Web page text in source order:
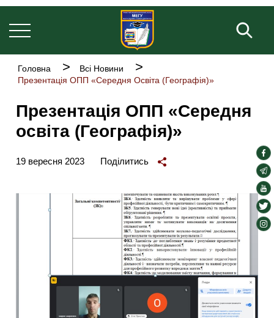
Перейти
до
основного
вмісту
Основна
Рядок
навіґації
Головна
Всі Новини
Презентація ОПП «Середня Освіта (Географія)»
Презентація ОПП «Середня
освіта (Географія)»
19 вересня 2023 Поділитись